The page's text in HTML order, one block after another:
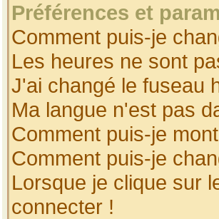
Préférences et
Comment puis-je
Les heures ne sont
J'ai changé le fuseau
Ma langue n'est pas
Comment puis-je
Comment puis-je
Lorsque je clique sur
connecter !